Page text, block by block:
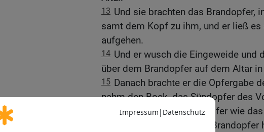
13 Und sie brachten das Brandopfer,
samt dem Kopf zu ihm, und er ließ
aufgehen.
14 Und er wusch die Eingeweide und
über dem Brandopfer auf dem Altar
15 Danach brachte er die Opfergabe
nahm den Bock, das Sündopfer des
und opferte ihn als Sündopfer wie
Danach brachte er das